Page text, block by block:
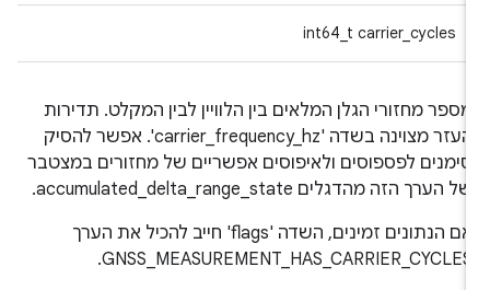
int64_t carrier_cycles
מספר מחזורי הגלן המלאים בין הלוויין לבין המקלט. תדירות
העזר מצוינה בשדה 'carrier_frequency_hz'. אפשר להסיק
סימנים לפספוסים ולאיפוסים אפשריים של מחזורים במצטבר
של הערך הזה מהדגלים accumulated_delta_range_state.
אם הנתונים זמינים, השדה 'flags' חייב להכיל את הערך
GNSS_MEASUREMENT_HAS_CARRIER_CYCLES.